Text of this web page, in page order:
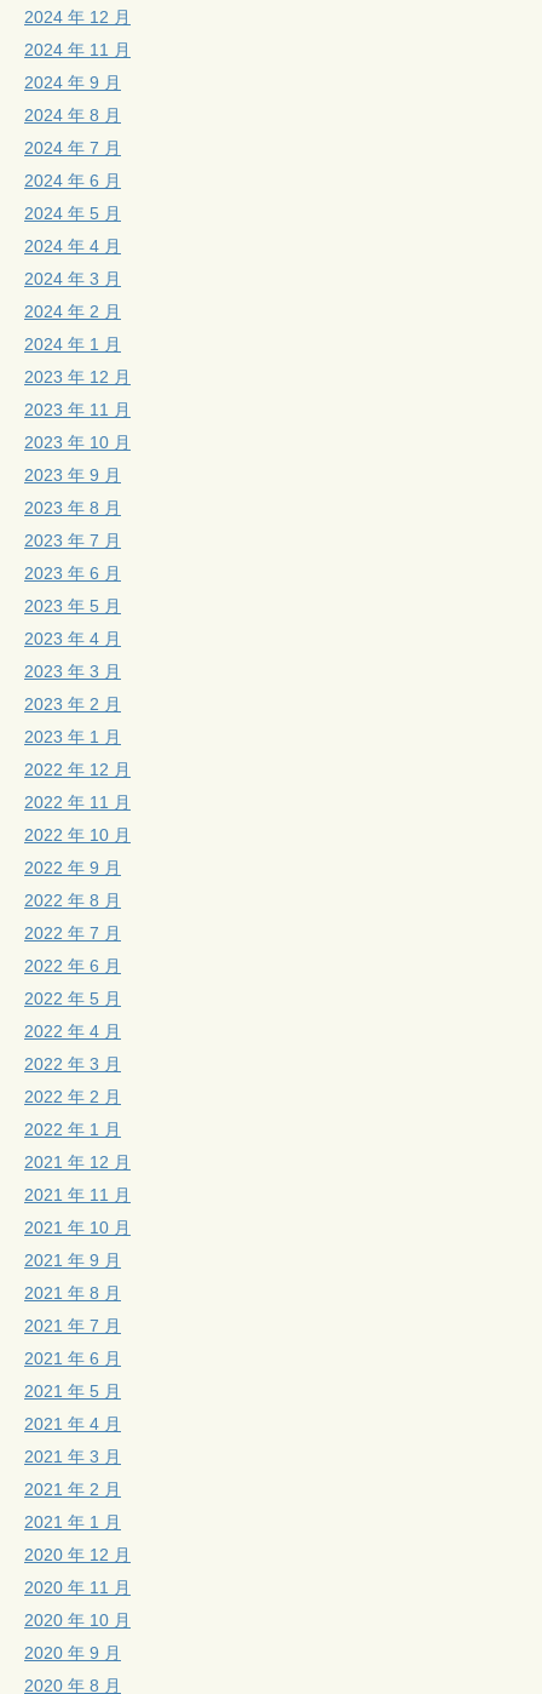
2024 年 12 月
2024 年 11 月
2024 年 9 月
2024 年 8 月
2024 年 7 月
2024 年 6 月
2024 年 5 月
2024 年 4 月
2024 年 3 月
2024 年 2 月
2024 年 1 月
2023 年 12 月
2023 年 11 月
2023 年 10 月
2023 年 9 月
2023 年 8 月
2023 年 7 月
2023 年 6 月
2023 年 5 月
2023 年 4 月
2023 年 3 月
2023 年 2 月
2023 年 1 月
2022 年 12 月
2022 年 11 月
2022 年 10 月
2022 年 9 月
2022 年 8 月
2022 年 7 月
2022 年 6 月
2022 年 5 月
2022 年 4 月
2022 年 3 月
2022 年 2 月
2022 年 1 月
2021 年 12 月
2021 年 11 月
2021 年 10 月
2021 年 9 月
2021 年 8 月
2021 年 7 月
2021 年 6 月
2021 年 5 月
2021 年 4 月
2021 年 3 月
2021 年 2 月
2021 年 1 月
2020 年 12 月
2020 年 11 月
2020 年 10 月
2020 年 9 月
2020 年 8 月